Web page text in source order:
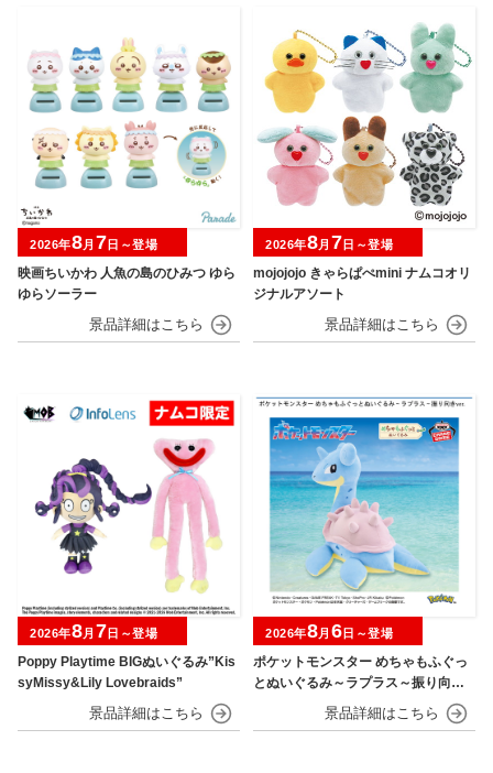
映画ちいかわ 人魚の島のひみつ ゆら
ゆらソーラー
2026年8月 7 日～登場
mojojojo きゃらぱぺmini ナムコオリ
ジナルアソート
2026年8月 7 日～登場
Poppy Playtime BIGぬいぐるみ”Kis
syMissy&Lily Lovebraids”
2026年8月 7日～登場
ポケットモンスター めちゃもふぐっ
とぬいぐるみ～ラプラス～振り向きv
2026年8月 6日～登場